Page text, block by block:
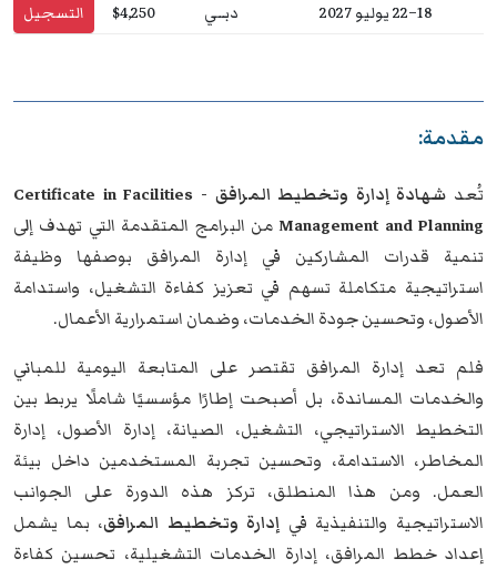
18–22 يوليو 2027
دبــي $4,250 التسجيل
مقدمة:
تُعد
شهادة إدارة وتخطيط المرافق - Certificate in Facilities
Management and Planningمن البرامج المتقدمة التي تهدف إلى
تنمية قدرات المشاركين في إدارة المرافق بوصفها وظيفة
استراتيجية متكاملة تسهم في تعزيز كفاءة التشغيل، واستدامة
الأصول، وتحسين جودة الخدمات، وضمان استمرارية الأعمال.
فلم تعد إدارة المرافق تقتصر على المتابعة اليومية للمباني
والخدمات المساندة، بل أصبحت إطارًا مؤسسيًا شاملًا يربط بين
التخطيط الاستراتيجي، التشغيل، الصيانة، إدارة الأصول، إدارة
المخاطر، الاستدامة، وتحسين تجربة المستخدمين داخل بيئة
العمل. ومن هذا المنطلق، تركز هذه الدورة على الجوانب
الاستراتيجية والتنفيذية في إدارة وتخطيط المرافق، بما يشمل
إعداد خطط المرافق، إدارة الخدمات التشغيلية، تحسين كفاءة